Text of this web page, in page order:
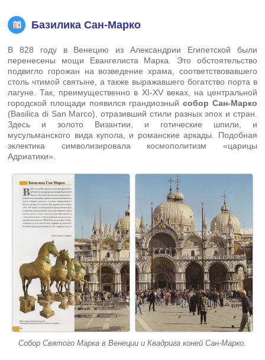
Базилика Сан-Марко
В 828 году в Венецию из Александрии Египетской были
перенесены мощи Евангелиста Марка. Это обстоятельство
подвигло горожан на возведение храма, соответствовавшего
столь чтимой святыне, а также выражавшего богатство порта в
лагуне. Так, преимущественно в XI-XV веках, на центральной
городской площади появился грандиозный собор Сан-Марко
(Basilica di San Marco), отразивший стили разных эпох и стран.
Здесь и золото Византии, и готические шпили, и
мусульманского вида купола, и романские аркады. Подобная
эклектика символизировала космополитизм «царицы
Адриатики».
Собор Святого Марка в Венеции и Квадрига коней Сан-Марко.